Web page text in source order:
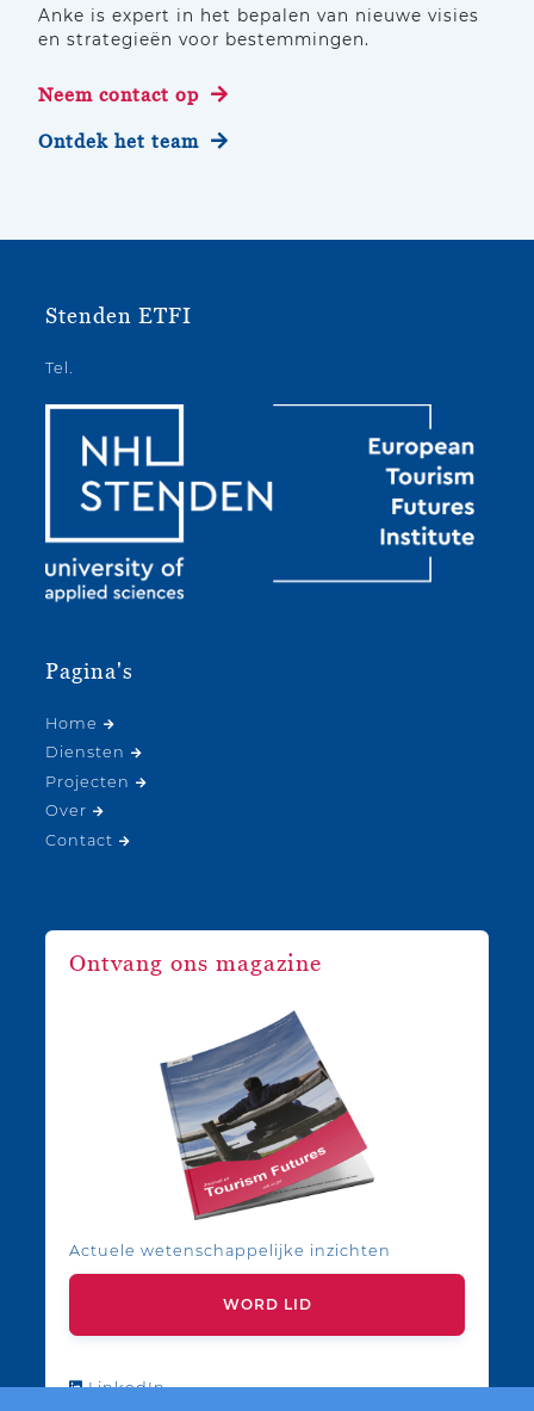
Anke is expert in het bepalen van nieuwe visies
en strategieën voor bestemmingen.
Neem contact op
Ontdek het team
Stenden ETFI
Tel.
Pagina's
Home
Diensten
Projecten
Over
Contact
Ontvang ons magazine
Actuele wetenschappelijke inzichten
WORD LID
LinkedIn